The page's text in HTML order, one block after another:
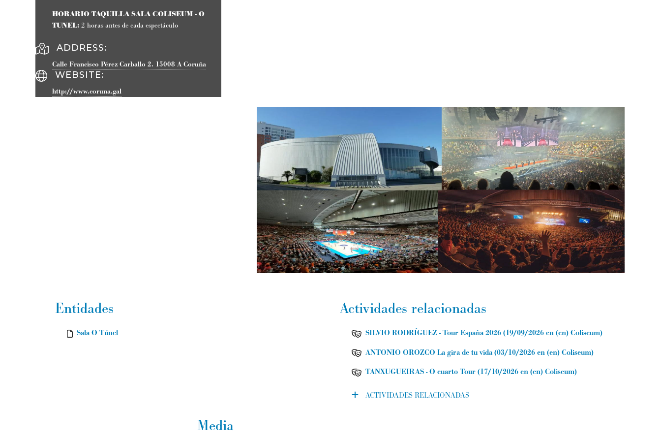
HORARIO TAQUILLA SALA COLISEUM - O
TUNEL: 2 horas antes de cada espectáculo
ADDRESS:
Calle Francisco Pérez Carballo 2. 15008 A Coruña
WEBSITE:
http://www.coruna.gal
Entidades
Sala O Túnel
Actividades relacionadas
SILVIO RODRÍGUEZ - Tour España 2026 (19/09/2026en (en) Coliseum)
ANTONIO OROZCO La gira de tu vida (03/10/2026en (en) Coliseum)
TANXUGUEIRAS - O cuarto Tour (17/10/2026en (en) Coliseum)
ACTIVIDADES RELACIONADAS
Media